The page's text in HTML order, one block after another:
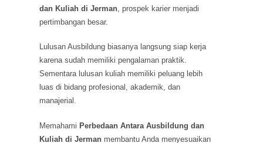
dan Kuliah di Jerman , prospek karier menjadi
pertimbangan besar.
Lulusan Ausbildung biasanya langsung siap kerja
karena sudah memiliki pengalaman praktik.
Sementara lulusan kuliah memiliki peluang lebih
luas di bidang profesional, akademik, dan
manajerial.
Memahami Perbedaan Antara Ausbildung dan
Kuliah di Jerman membantu Anda menyesuaikan